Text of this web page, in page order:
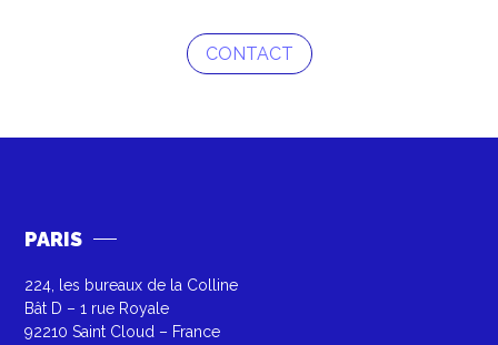
CONTACT
PARIS
224, les bureaux de la Colline
Bât D – 1 rue Royale
92210 Saint Cloud – France